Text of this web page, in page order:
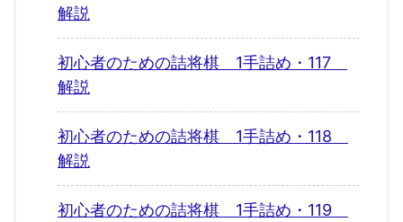
解説
初心者のための詰将棋 1手詰め・117
解説
初心者のための詰将棋 1手詰め・118
解説
初心者のための詰将棋 1手詰め・119